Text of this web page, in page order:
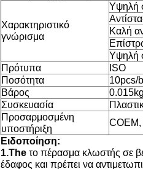
Χαρακτηριστικό
γνώρισμα
Υψηλή
Καλή
Υψηλή
Πρότυπα
ISO
Ποσότητα
10pcs/
Βάρος
0.015kg
Συσκευασία
Προσαρμοσμένη
υποστήριξη
COEM,
Ειδοποίηση:
1.The το πέρασμα κλωστής σε
έδαφος και πρέπει να